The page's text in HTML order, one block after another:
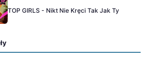
TOP GIRLS - Nikt Nie Kręci Tak Jak Ty